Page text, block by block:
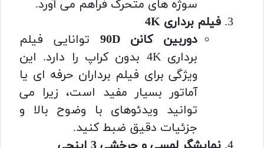
سوژه های متحرک فراهم می آورد.
فیلم برداری 4K
دوربین کانن 90D
توانایی فیلم
برداری 4K بدون کراپ را دارد. این
ویژگی برای فیلم برداران حرفه ای یا
آماتور بسیار مفید است، زیرا می
توانید ویدئوهای با وضوح بالا و
جزئیات دقیق ضبط کنید.